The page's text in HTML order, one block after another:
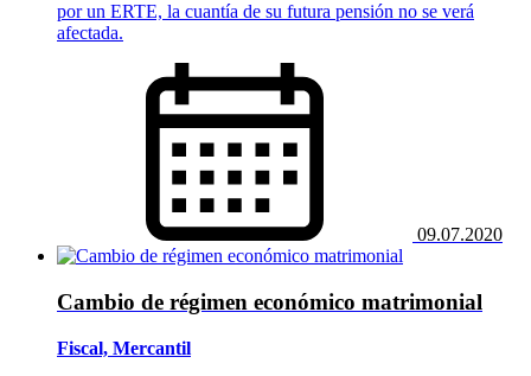
por un ERTE, la cuantía de su futura pensión no se verá
afectada.
09.07.2020
Cambio de régimen económico matrimonial
Fiscal, Mercantil